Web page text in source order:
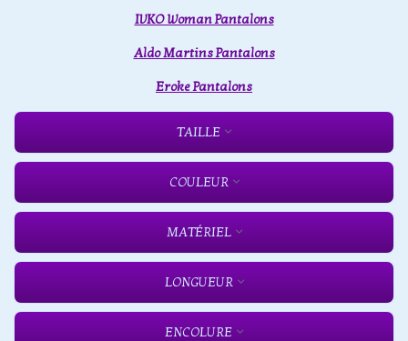
IVKO Woman Pantalons
Aldo Martins Pantalons
Eroke Pantalons
TAILLE
COULEUR
MATÉRIEL
LONGUEUR
ENCOLURE